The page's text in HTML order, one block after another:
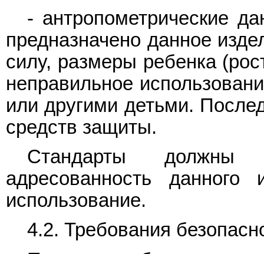
- антропометрические
предназначено данное
силу, размеры ребенка
неправильное
или другими детьми.
средств защиты.
Стандарты должны
адресованность
использование.
4.2. Требования